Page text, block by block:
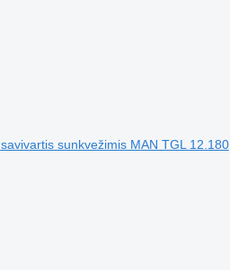
savivartis sunkvežimis MAN TGL 12.180